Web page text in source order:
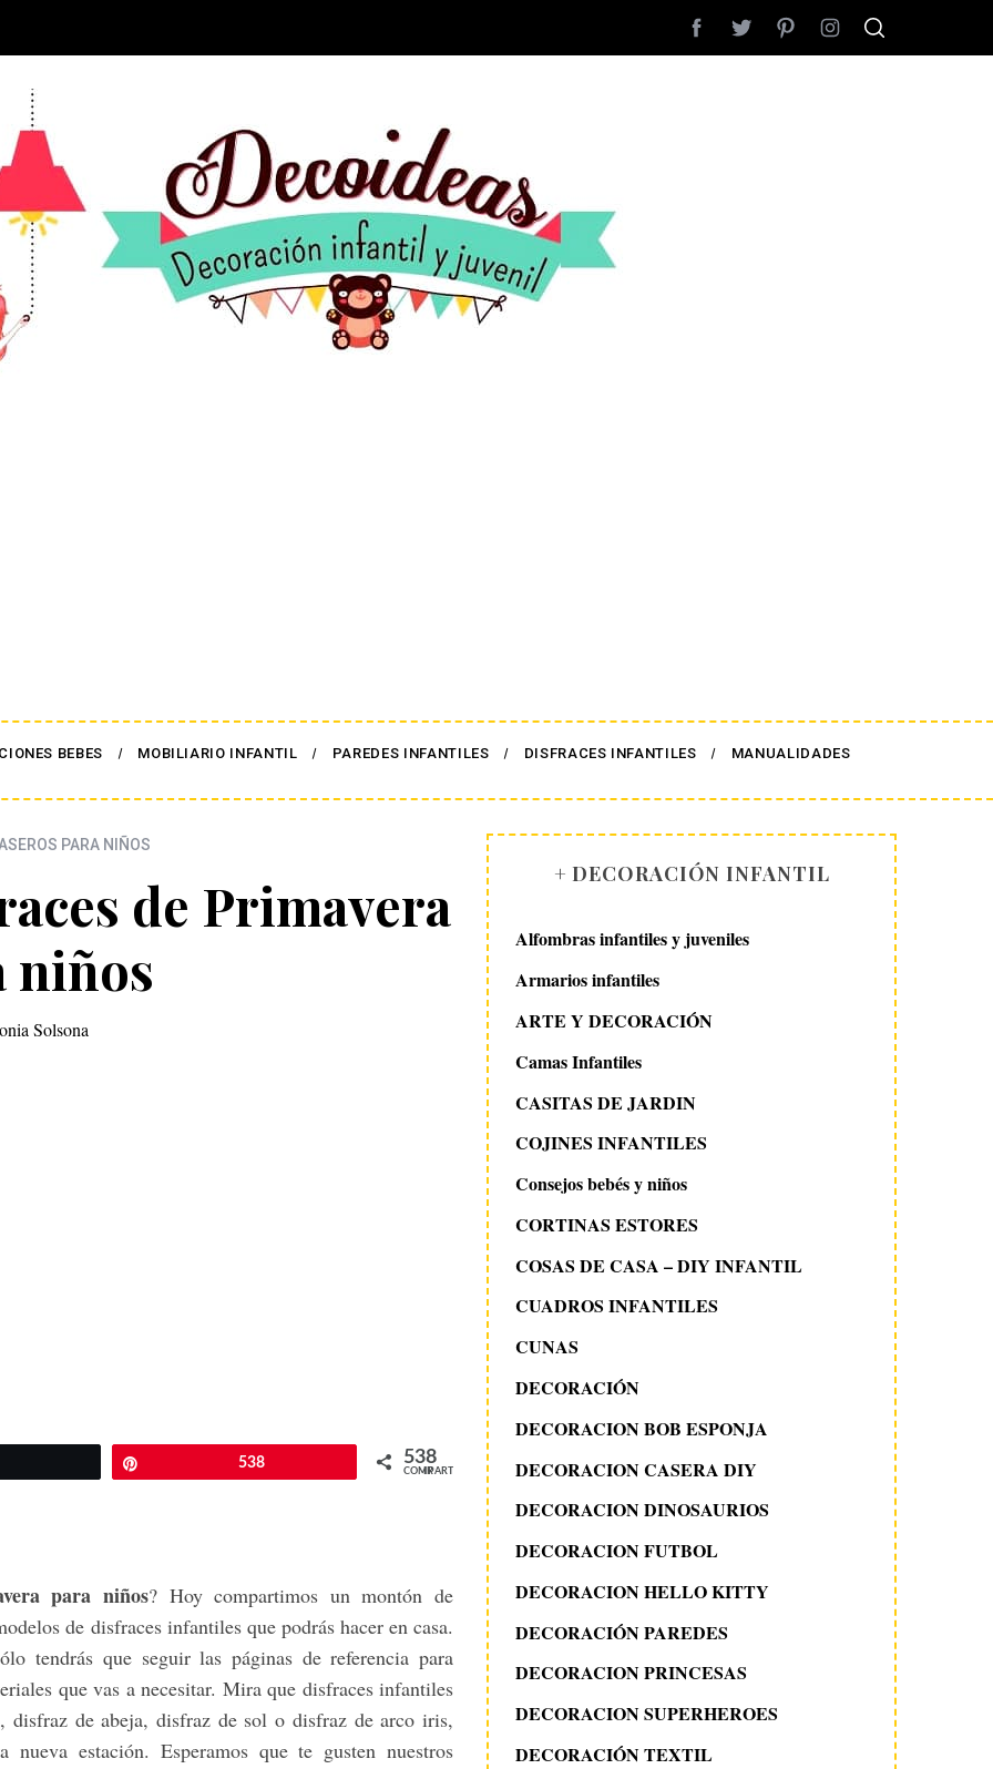
BEBES MOBILIARIO INFANTIL PAREDES INFANTILES DISFRACES INFANTILES MANUALIDADES
PARA NIÑOS
de Primavera
niños
Solsona
538 538
COMPARTIR
para niños? Hoy compartimos un montón de
de disfraces infantiles que podrás hacer en casa.
tendrás que seguir las páginas de referencia para
que vas a necesitar. Mira que disfraces infantiles
de abeja, disfraz de sol o disfraz de arco iris,
estación. Esperamos que te gusten nuestros
+ DECORACIÓN INFANTIL
Alfombras infantiles y juveniles
Armarios infantiles
ARTE Y DECORACIÓN
Camas Infantiles
CASITAS DE JARDIN
COJINES INFANTILES
Consejos bebés y niños
CORTINAS ESTORES
COSAS DE CASA – DIY INFANTIL
CUADROS INFANTILES
CUNAS
DECORACIÓN
DECORACION BOB ESPONJA
DECORACION CASERA DIY
DECORACION DINOSAURIOS
DECORACION FUTBOL
DECORACION HELLO KITTY
DECORACIÓN PAREDES
DECORACION PRINCESAS
DECORACION SUPERHEROES
DECORACIÓN TEXTIL